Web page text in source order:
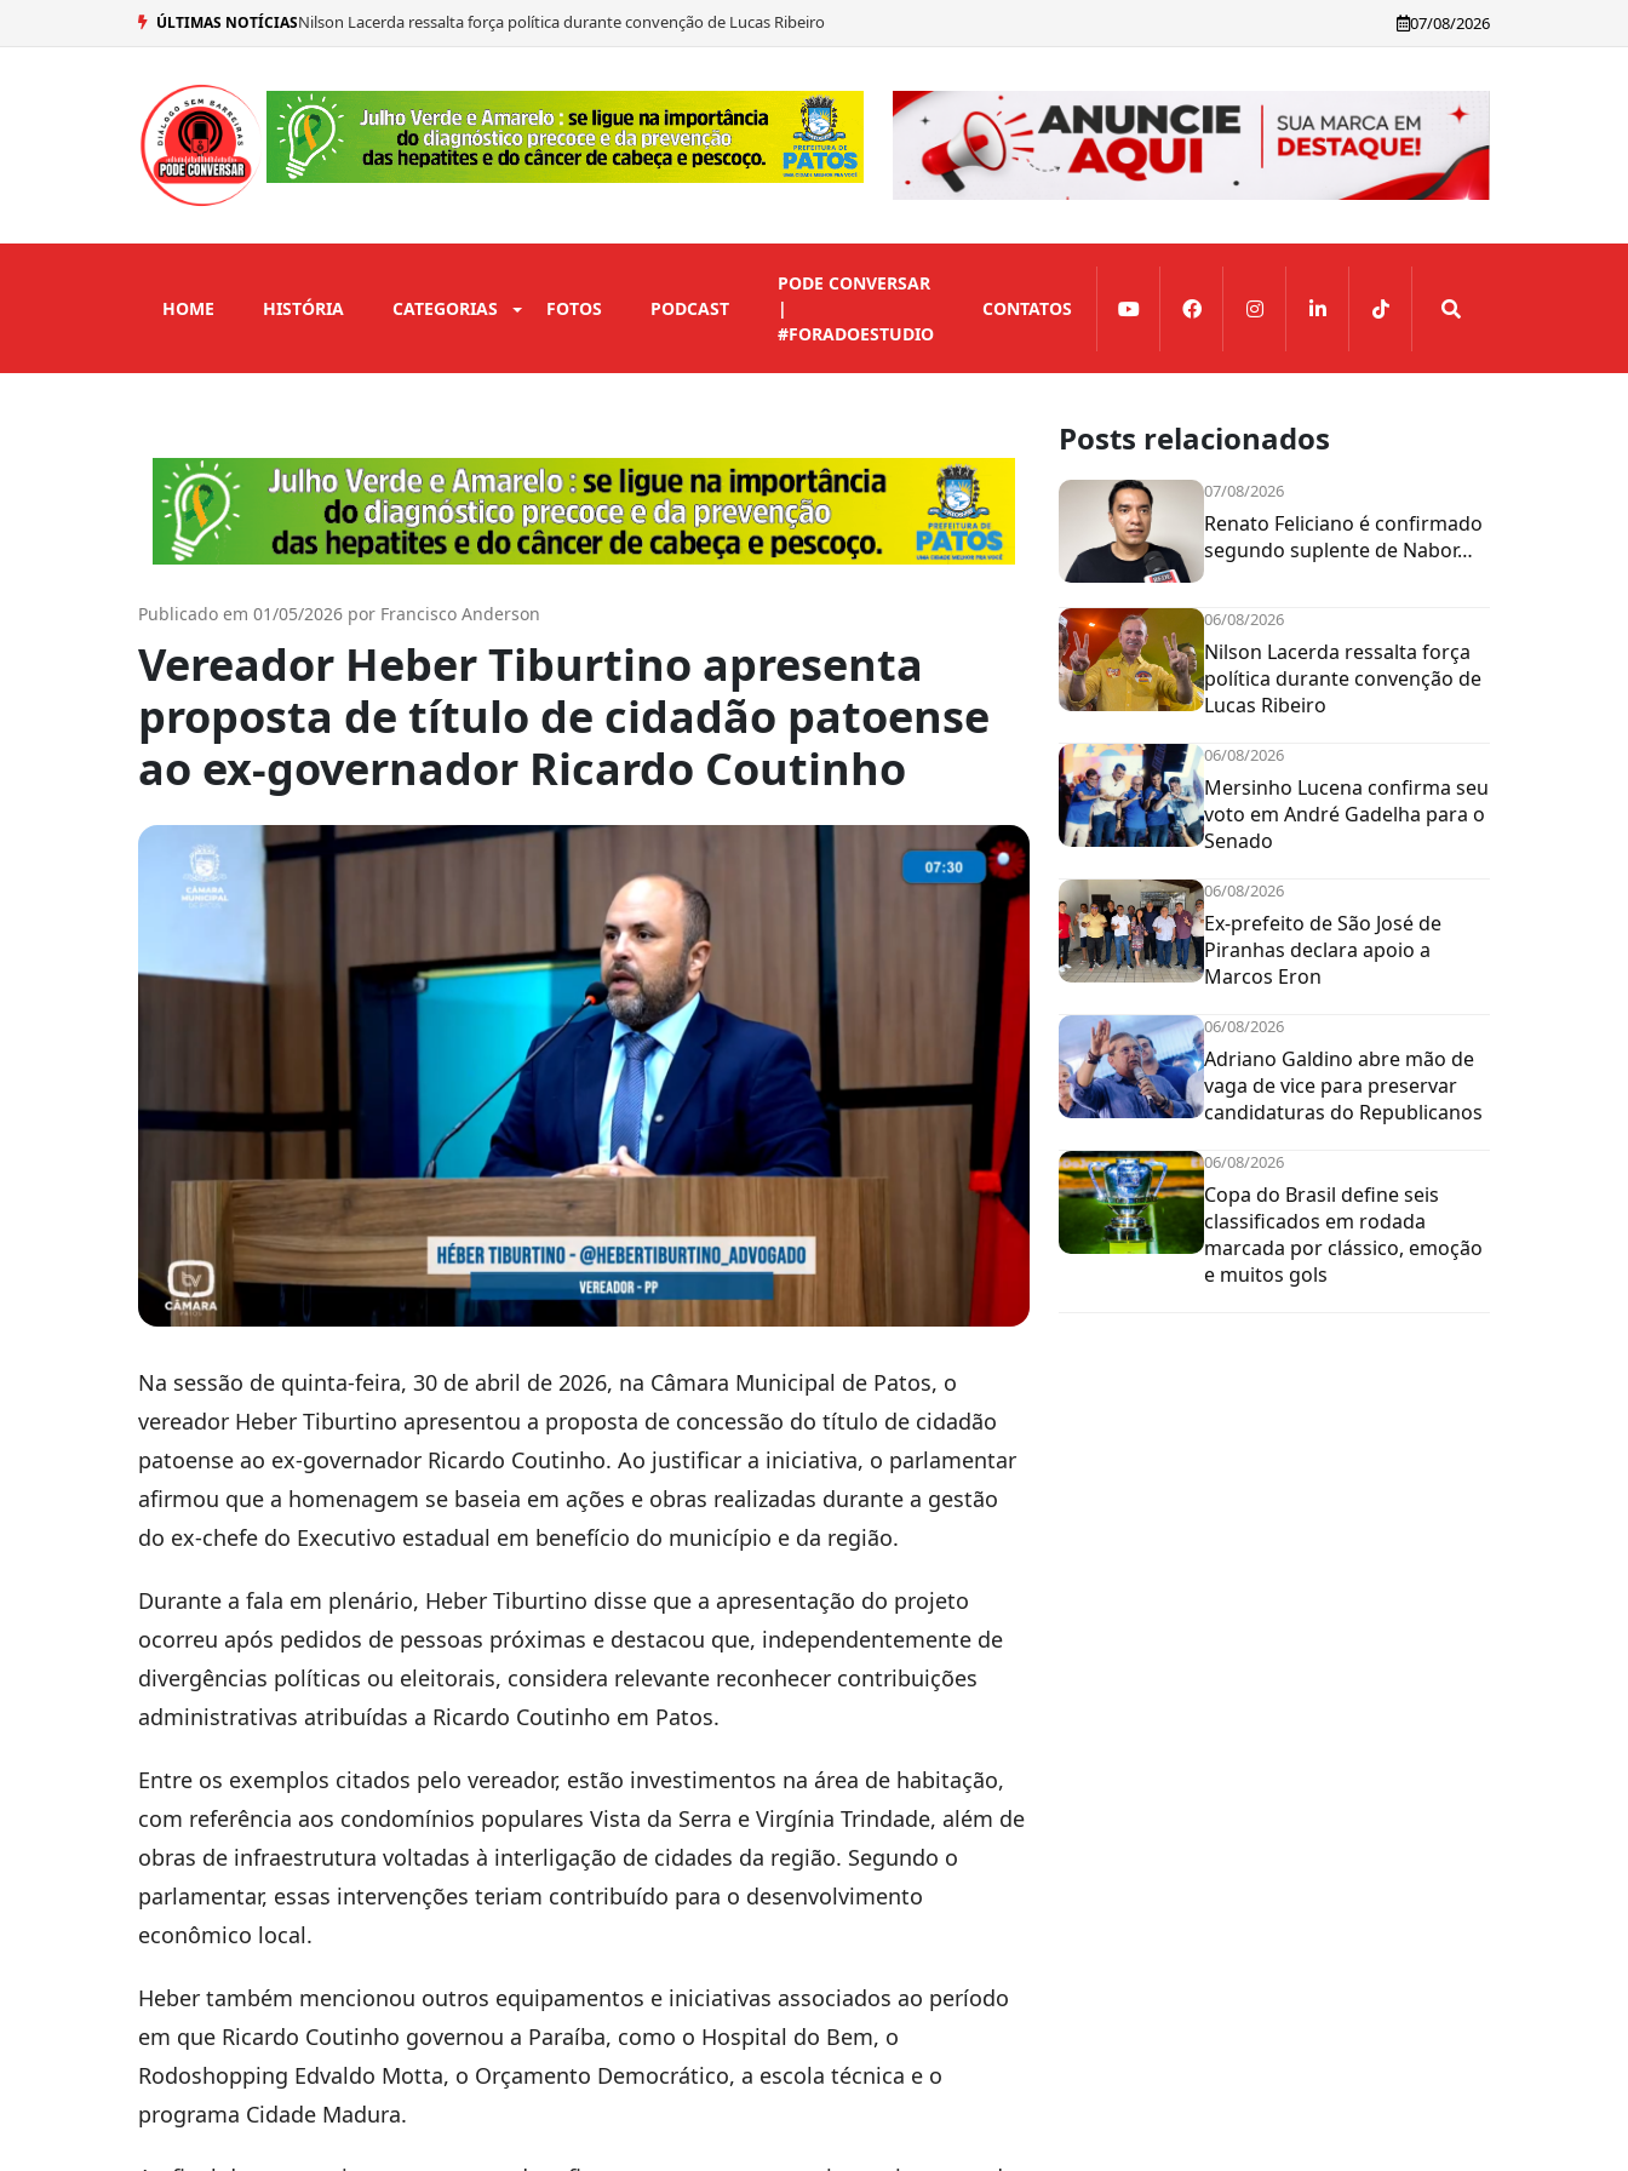
ÚLTIMAS NOTÍCIASNilson Lacerda ressalta força política durante convenção de Lucas Ribeiro
Mersinho Lucena confirma seu voto em André Gadelha para o Senado
Adriano Galdino abre mão de vaga de vice para preservar candidaturas do Republicanos
07/08/2026
HOME HISTÓRIA CATEGORIAS FOTOS PODCAST
PODE CONVERSAR
|
#FORADOESTUDIO
CONTATOS
Publicado em 01/05/2026 por Francisco Anderson
Vereador Heber Tiburtino apresenta
proposta de título de cidadão patoense
ao ex-governador Ricardo Coutinho
Na sessão de quinta-feira, 30 de abril de 2026, na Câmara Municipal de Patos, o
vereador Heber Tiburtino apresentou a proposta de concessão do título de cidadão
patoense ao ex-governador Ricardo Coutinho. Ao justificar a iniciativa, o parlamentar
afirmou que a homenagem se baseia em ações e obras realizadas durante a gestão
do ex-chefe do Executivo estadual em benefício do município e da região.
Durante a fala em plenário, Heber Tiburtino disse que a apresentação do projeto
ocorreu após pedidos de pessoas próximas e destacou que, independentemente de
divergências políticas ou eleitorais, considera relevante reconhecer contribuições
administrativas atribuídas a Ricardo Coutinho em Patos.
Entre os exemplos citados pelo vereador, estão investimentos na área de habitação,
com referência aos condomínios populares Vista da Serra e Virgínia Trindade, além de
obras de infraestrutura voltadas à interligação de cidades da região. Segundo o
parlamentar, essas intervenções teriam contribuído para o desenvolvimento
econômico local.
Heber também mencionou outros equipamentos e iniciativas associados ao período
em que Ricardo Coutinho governou a Paraíba, como o Hospital do Bem, o
Rodoshopping Edvaldo Motta, o Orçamento Democrático, a escola técnica e o
programa Cidade Madura.
Posts relacionados
07/08/2026
Renato Feliciano é confirmado
segundo suplente de Nabor…
06/08/2026
Nilson Lacerda ressalta força
política durante convenção de
Lucas Ribeiro
06/08/2026
Mersinho Lucena confirma seu
voto em André Gadelha para o
Senado
06/08/2026
Ex-prefeito de São José de
Piranhas declara apoio a
Marcos Eron
06/08/2026
Adriano Galdino abre mão de
vaga de vice para preservar
candidaturas do Republicanos
06/08/2026
Copa do Brasil define seis
classificados em rodada
marcada por clássico, emoção
e muitos gols